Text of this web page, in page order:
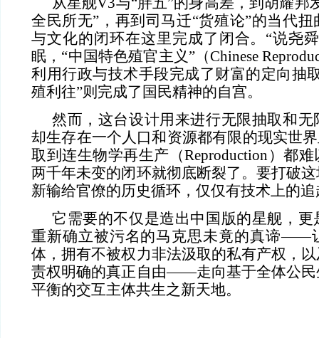
全民所无”，再到司马迁“货殖论”的当代
与文化的闭环在这里完成了闭合。“说尧
眠，“中国特色殖官主义”（Chinese
利用行政与技术手段完成了财富的定向抽
殖利往”则完成了国民精神的自宫。
然而，这台设计用来进行无限抽取和
却生存在一个人口和资源都有限的现实世
取到连生物学再生产（Reproduction）都
两千年未变的闭环就彻底断裂了。要打破
新输给官僚的历史循环，仅仅有技术上的
它需要的不仅是造出中国版的星舰，
重新确立被污名的马克思未竟的真谛——
体，拥有不被权力非法汲取的私有产权，
责权明确的真正自由——走向基于全体公民
平衡的交互主体共生之新天地。